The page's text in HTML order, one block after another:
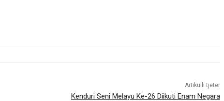
Artikulli tjetër
Kenduri Seni Melayu Ke-26 Diikuti Enam Negara